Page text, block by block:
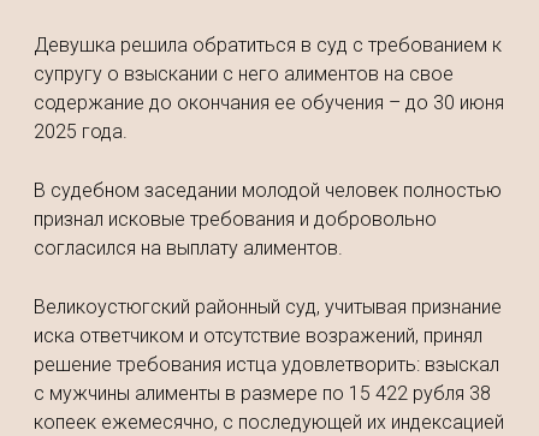
Девушка решила обратиться в суд с требованием к
супругу о взыскании с него алиментов на свое
содержание до окончания ее обучения – до 30 июня
2025 года.
В судебном заседании молодой человек полностью
признал исковые требования и добровольно
согласился на выплату алиментов.
Великоустюгский районный суд, учитывая признание
иска ответчиком и отсутствие возражений, принял
решение требования истца удовлетворить: взыскал
с мужчины алименты в размере по 15 422 рубля 38
копеек ежемесячно, с последующей их индексацией